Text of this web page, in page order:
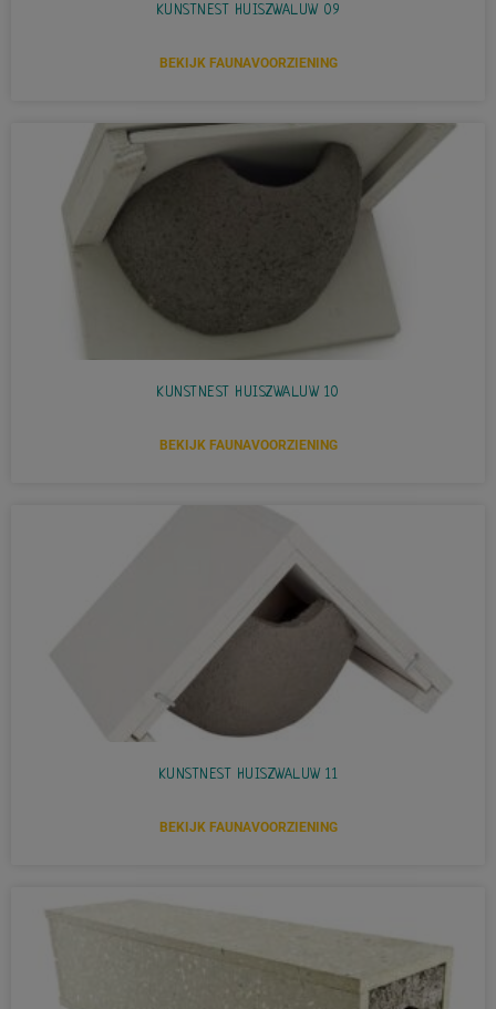
KUNSTNEST HUISZWALUW 09
BEKIJK FAUNAVOORZIENING
KUNSTNEST HUISZWALUW 10
BEKIJK FAUNAVOORZIENING
KUNSTNEST HUISZWALUW 11
BEKIJK FAUNAVOORZIENING